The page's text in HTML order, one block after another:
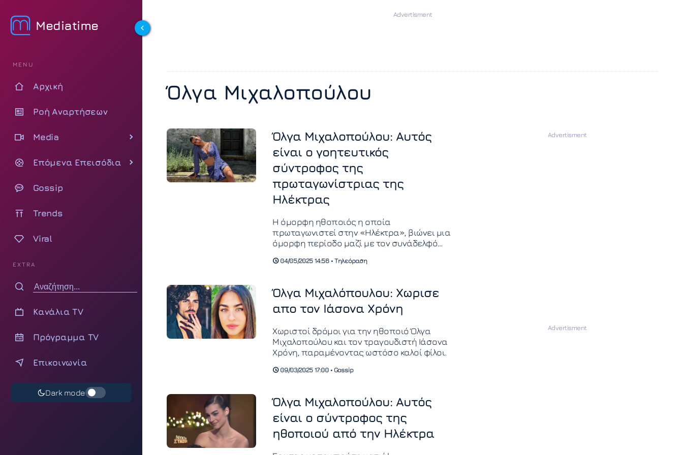
Mediatime
MENU
Αρχική
Ροή Αναρτήσεων
Media
Επόμενα Επεισόδια
Gossip
Trends
Viral
EXTRA
Κανάλια TV
Πρόγραμμα TV
Επικοινωνία
Dark mode
Όλγα Μιχαλοπούλου
Όλγα Μιχαλοπούλου: Αυτός
είναι ο γοητευτικός
σύντροφος της
πρωταγωνίστριας της
Ηλέκτρας
Η όμορφη ηθοποιός η οποία
πρωταγωνιστεί στην «Ηλέκτρα», βιώνει μια
όμορφη περίοδο μαζί με τον συνάδελφό
04/05/2025 14:56 • Τηλεόραση
Όλγα Μιχαλόπουλου: Χωρισε
απο τον Ιάσονα Χρόνη
Χωριστοί δρόμοι για την ηθοποιό Όλγα
Μιχαλοπούλου και τον τραγουδιστή Ιάσονα
Χρόνη, παραμένοντας ωστόσο καλοί φίλοι.
09/03/2025 17:00 • Gossip
Όλγα Μιχαλοπούλου: Αυτός
είναι ο σύντροφος της
ηθοποιού από την Ηλέκτρα